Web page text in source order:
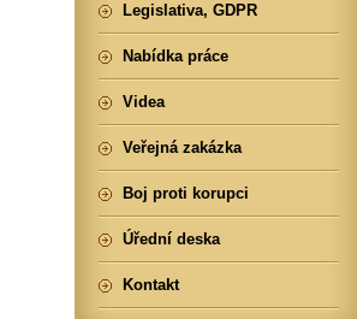
Legislativa, GDPR
Nabídka práce
Videa
Veřejná zakázka
Boj proti korupci
Úřední deska
Kontakt